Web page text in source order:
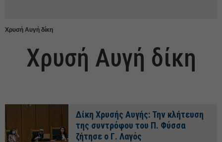
Χρυσή Αυγή δίκη
Χρυσή Αυγή δίκη
Δίκη Χρυσής Αυγής: Την κλήτευση
της συντρόφου του Π. Φύσσα
ζήτησε ο Γ. Λαγός